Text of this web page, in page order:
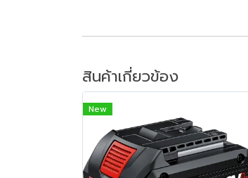
สินค้าเกี่ยวข้อง
New